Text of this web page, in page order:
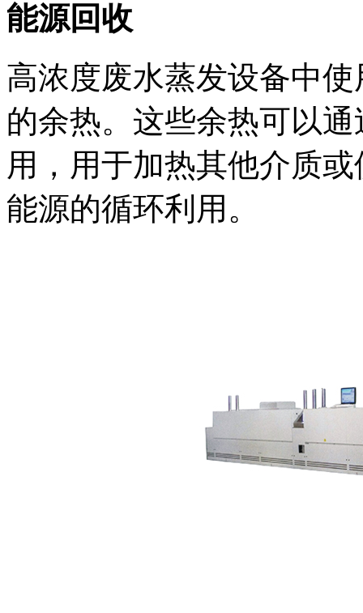
能源回收
高浓度废水蒸发设备中
的余热。这些余热可以
用，用于加热其他介质
能源的循环利用。